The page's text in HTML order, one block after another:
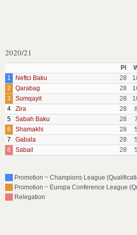
2020/21
Pl
1
Neftci Baku 28
2
Qarabag 28
3
Sumqayit 28
4
Zira 28 8
5
Sabah Baku 28 7
6
Shamakhi 28 5
7
Gabala 28 5
8
Sabail 28 5
Promotion ~ Champions League
Promotion ~ Europa Conference League
Relegation